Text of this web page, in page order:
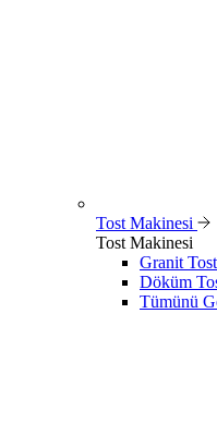
Tost Makinesi
Tost Makinesi
Granit
Döküm
Tümünü